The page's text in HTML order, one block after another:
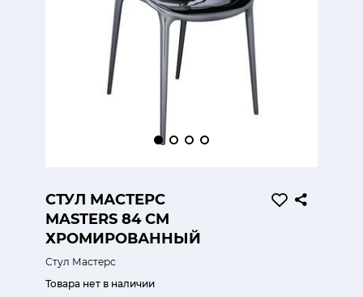
СТУЛ МАСТЕРС
MASTERS 84 СМ
ХРОМИРОВАННЫЙ
Стул Мастерс
Товара нет в наличии